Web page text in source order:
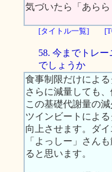
気づいたら「あら
[タイトル一覧]
58. 今までトレ
でしょうか
食事制限だけによ
さらに減量しても
この基礎代謝量の
ツインビートによ
向上させます。ダ
「よっしー」さん
ると思います。